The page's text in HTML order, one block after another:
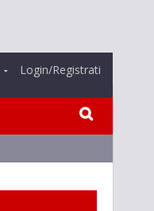
Login/Registrati